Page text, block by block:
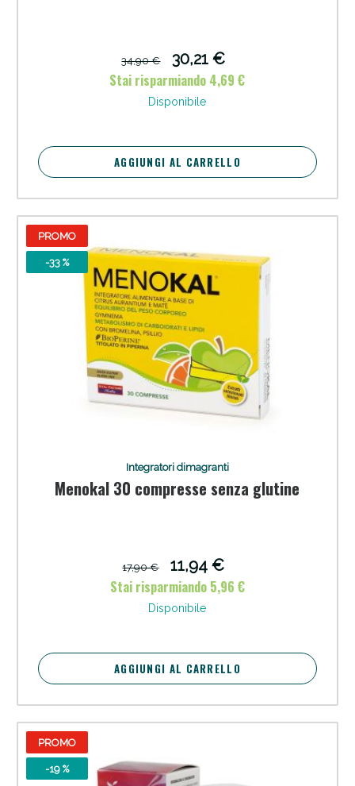
34,90 €
30,21 €
Stai risparmiando 4,69 €
Disponibile
AGGIUNGI AL CARRELLO
PROMO
-33 %
Integratori dimagranti
Menokal 30 compresse senza glutine
17,90 €
11,94 €
Stai risparmiando 5,96 €
Disponibile
AGGIUNGI AL CARRELLO
PROMO
-19 %
Vie Urinarie e Prostata: Sconti fino al 45% oggi!
Benessere Intestinale: Sconto fino al 55% valido
oggi!